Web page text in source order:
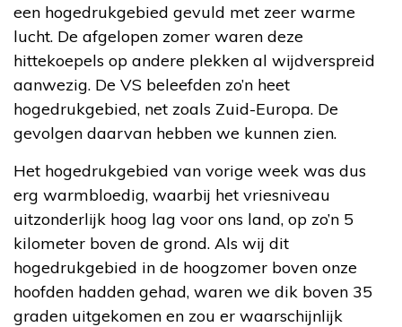
een hogedrukgebied gevuld met zeer warme
lucht. De afgelopen zomer waren deze
hittekoepels op andere plekken al wijdverspreid
aanwezig. De VS beleefden zo’n heet
hogedrukgebied, net zoals Zuid-Europa. De
gevolgen daarvan hebben we kunnen zien.
Het hogedrukgebied van vorige week was dus
erg warmbloedig, waarbij het vriesniveau
uitzonderlijk hoog lag voor ons land, op zo’n 5
kilometer boven de grond. Als wij dit
hogedrukgebied in de hoogzomer boven onze
hoofden hadden gehad, waren we dik boven 35
graden uitgekomen en zou er waarschijnlijk